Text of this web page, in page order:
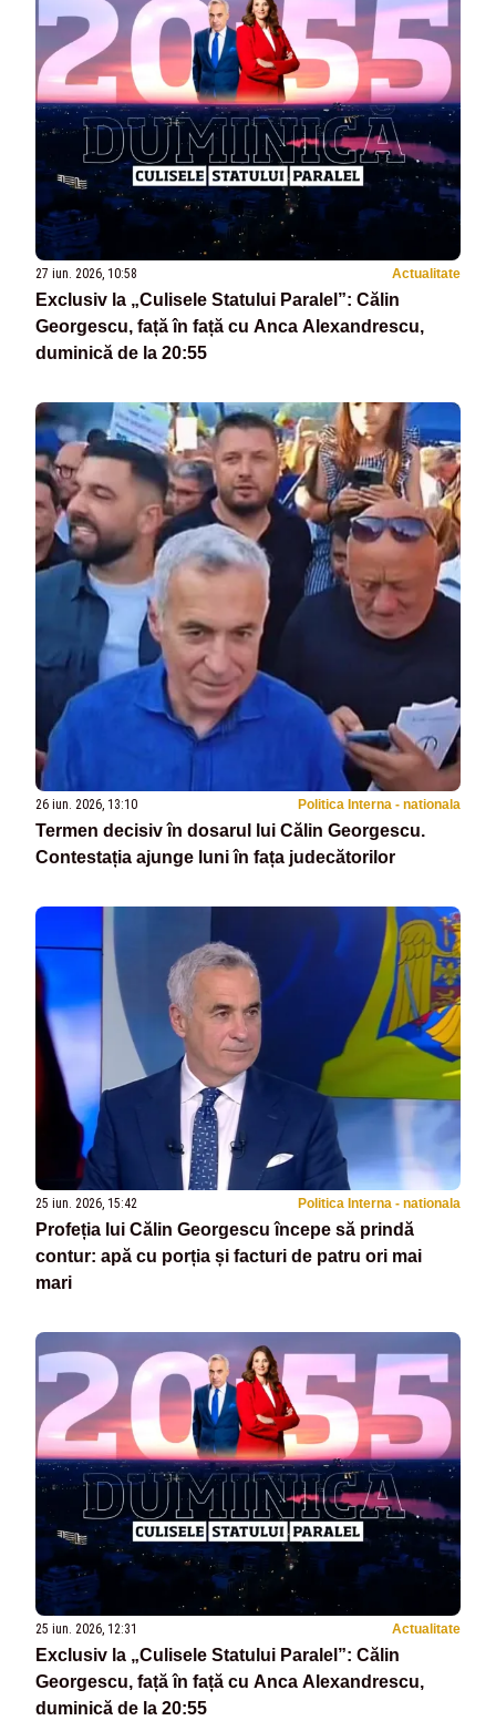
27 iun. 2026, 10:58 Actualitate
Exclusiv la „Culisele Statului Paralel”: Călin
Georgescu, față în față cu Anca Alexandrescu,
duminică de la 20:55
26 iun. 2026, 13:10 Politica Interna - nationala
Termen decisiv în dosarul lui Călin Georgescu.
Contestația ajunge luni în fața judecătorilor
25 iun. 2026, 15:42 Politica Interna - nationala
Profeția lui Călin Georgescu începe să prindă
contur: apă cu porția și facturi de patru ori mai
mari
25 iun. 2026, 12:31 Actualitate
Exclusiv la „Culisele Statului Paralel”: Călin
Georgescu, față în față cu Anca Alexandrescu,
duminică de la 20:55